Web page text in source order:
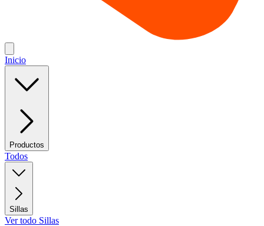
Inicio
Productos
Todos
Sillas
Ver todo Sillas